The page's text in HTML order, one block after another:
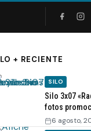
LO + RECIENTE
SILO
Silo 3x07
fotos
6 agosto,